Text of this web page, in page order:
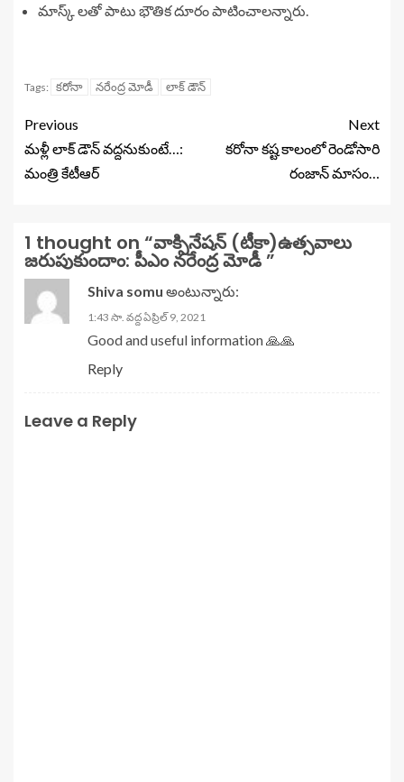
మాస్క్ లతో పాటు భౌతిక దూరం పాటించాలన్నారు.
Tags: కరోనా నరేంద్ర మోడీ లాక్ డౌన్
Previous
మళ్లీ లాక్ డౌన్ వద్దనుకుంటే…:
మంత్రి కేటీఆర్
Next
కరోనా కష్ట కాలంలో రెండోసారి
రంజాన్ మాసం…
1 thought on “వాక్సినేషన్ (టీకా)ఉత్సవాలు
జరుపుకుందాం: పీఎం నరేంద్ర మోడీ ”
Shiva somu అంటున్నారు:
1:43 సా. వద్ద ఏప్రిల్ 9, 2021
Good and useful information 🙏🙏
Reply
Leave a Reply